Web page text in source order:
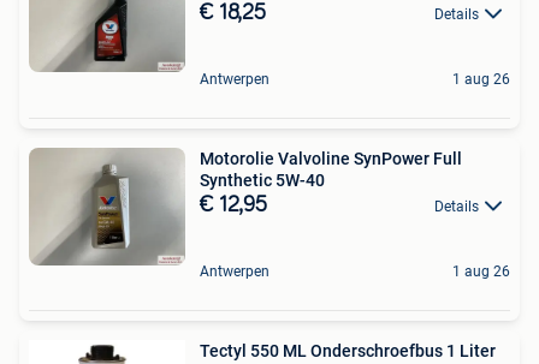
€ 18,25 Details
Antwerpen 1 aug 26
Motorolie Valvoline SynPower Full
Synthetic 5W-40
€ 12,95 Details
Antwerpen 1 aug 26
Tectyl 550 ML Onderschroefbus 1 Liter